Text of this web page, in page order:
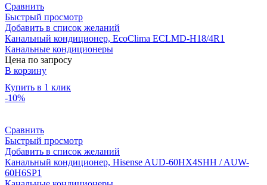
Сравнить
Быстрый просмотр
Добавить в список желаний
Канальный кондиционер, EcoClima ECLMD-H18/4R1
Канальные кондиционеры
Цена по запросу
В корзину
Купить в 1 клик
-10%
Сравнить
Быстрый просмотр
Добавить в список желаний
Канальный кондиционер, Hisense AUD-60HX4SHH / AUW-
60H6SP1